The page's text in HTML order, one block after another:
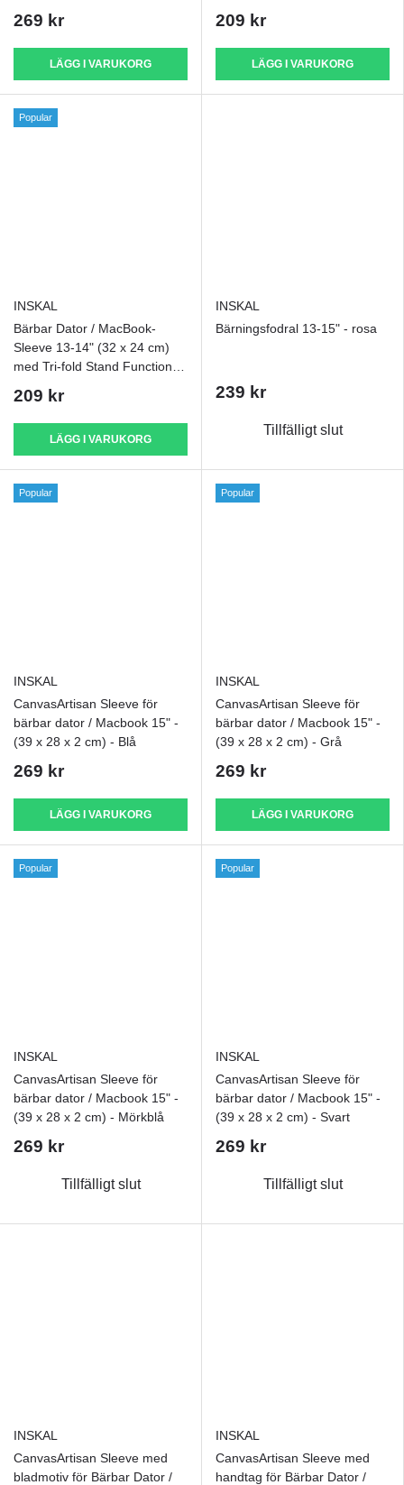
269 kr
LÄGG I VARUKORG
209 kr
LÄGG I VARUKORG
Popular
INSKAL
Bärbar Dator / MacBook-
Sleeve 13-14" (32 x 24 cm)
med Tri-fold Stand Function -
209 kr
LÄGG I VARUKORG
INSKAL
Bärningsfodral 13-15" - rosa
239 kr
Tillfälligt slut
Popular
INSKAL
CanvasArtisan Sleeve för
bärbar dator / Macbook 15" -
(39 x 28 x 2 cm) - Blå
269 kr
LÄGG I VARUKORG
Popular
INSKAL
CanvasArtisan Sleeve för
bärbar dator / Macbook 15" -
(39 x 28 x 2 cm) - Grå
269 kr
LÄGG I VARUKORG
Popular
INSKAL
CanvasArtisan Sleeve för
bärbar dator / Macbook 15" -
(39 x 28 x 2 cm) - Mörkblå
269 kr
Tillfälligt slut
Popular
INSKAL
CanvasArtisan Sleeve för
bärbar dator / Macbook 15" -
(39 x 28 x 2 cm) - Svart
269 kr
Tillfälligt slut
INSKAL
CanvasArtisan Sleeve med
bladmotiv för Bärbar Dator /
INSKAL
CanvasArtisan Sleeve med
handtag för Bärbar Dator /